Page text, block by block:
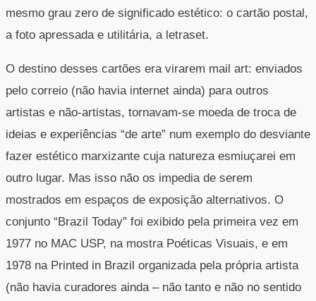
mesmo grau zero de significado estético: o cartão postal,
a foto apressada e utilitária, a letraset.
O destino desses cartões era virarem mail art: enviados
pelo correio (não havia internet ainda) para outros
artistas e não-artistas, tornavam-se moeda de troca de
ideias e experiências “de arte” num exemplo do desviante
fazer estético marxizante cuja natureza esmiuçarei em
outro lugar. Mas isso não os impedia de serem
mostrados em espaços de exposição alternativos. O
conjunto “Brazil Today” foi exibido pela primeira vez em
1977 no MAC USP, na mostra Poéticas Visuais, e em
1978 na Printed in Brazil organizada pela própria artista
(não havia curadores ainda – não tanto e não no sentido